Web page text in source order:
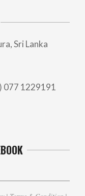
Sri Lanka
077 1229191